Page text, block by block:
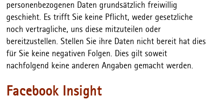
personenbezogenen Daten grundsätzlich freiwillig
geschieht. Es trifft Sie keine Pflicht, weder gesetzliche
noch vertragliche, uns diese mitzuteilen oder
bereitzustellen. Stellen Sie ihre Daten nicht bereit hat dies
für Sie keine negativen Folgen. Dies gilt soweit
nachfolgend keine anderen Angaben gemacht werden.
Facebook Insight